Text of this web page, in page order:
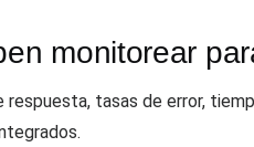
monitorear
tasas de error,